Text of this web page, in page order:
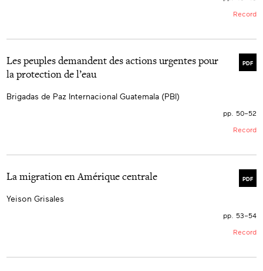
Record
PDF
Les peuples demandent des actions urgentes pour
la protection de l’eau
Brigadas de Paz Internacional Guatemala (PBI)
pp. 50–52
Record
PDF
La migration en Amérique centrale
Yeison Grisales
pp. 53–54
Record